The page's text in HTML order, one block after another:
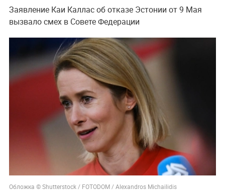
Заявление Каи Каллас об отказе Эстонии от 9 Мая
вызвало смех в Совете Федерации
Обложка © Shutterstock / FOTODOM / Alexandros Michailidis